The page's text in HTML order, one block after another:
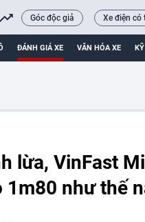
Góc độc giả Xe điện có
ĐÁNH GIÁ XE VĂN HÓA XE
lừa, VinFast
như thế